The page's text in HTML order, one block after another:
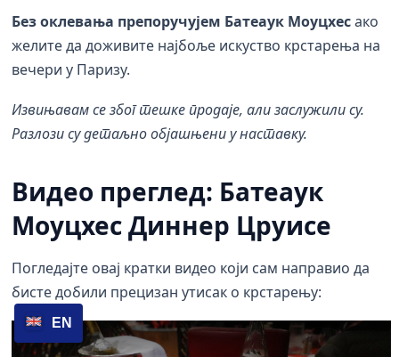
Без оклевања препоручујем Батеаук Моуцхесако
желите да доживите најбоље искуство крстарења на
вечери у Паризу.
Извињавам се због тешке продаје, али заслужили су.
Разлози су детаљно објашњени у наставку.
Видео преглед: Батеаук
Моуцхес Диннер Цруисе
Погледајте овај кратки видео који сам направио да
бисте добили прецизан утисак о крстарењу:
EN